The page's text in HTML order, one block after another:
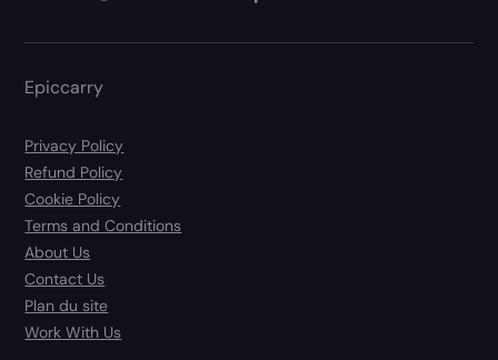
Epiccarry
Privacy Policy
Refund Policy
Cookie Policy
Terms and Conditions
About Us
Contact Us
Plan du site
Work With Us